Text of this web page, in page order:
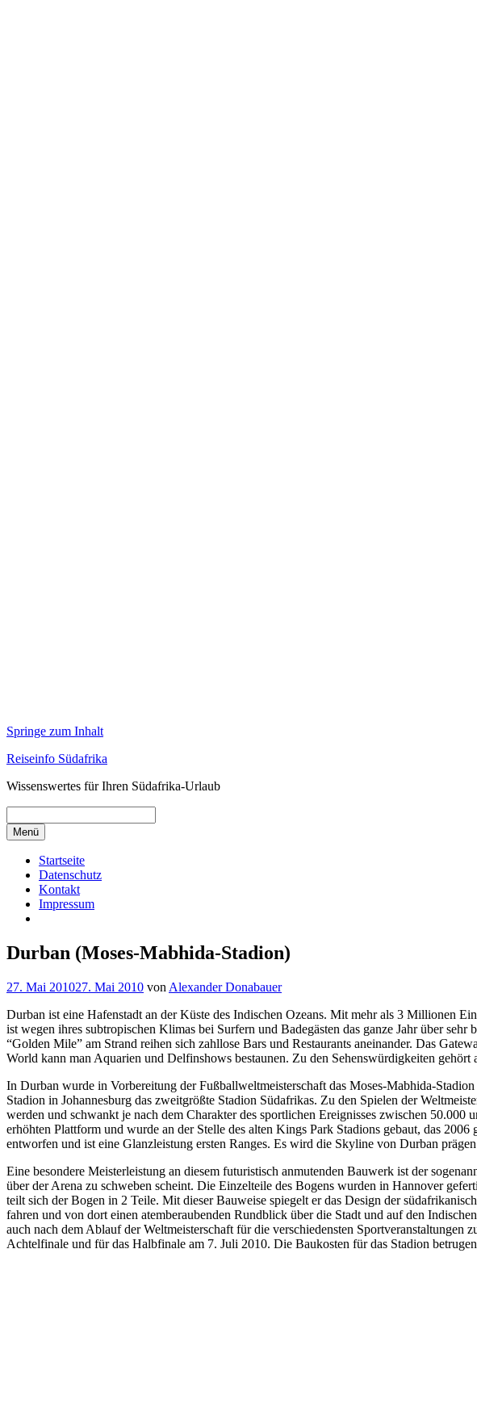
Springe zum Inhalt
Reiseinfo Südafrika
Wissenswertes für Ihren Südafrika-Urlaub
Menü
Startseite
Datenschutz
Kontakt
Impressum
Durban (Moses-Mabhida-Stadion)
27. Mai 201027. Mai 2010 von Alexander Donabauer
Durban ist eine Hafenstadt an der Küste des Indischen Ozeans. Mit mehr als 3 Millionen
ist wegen ihres subtropischen Klimas bei Surfern und Badegästen das ganze Jahr über
“Golden Mile” am Strand reihen sich zahllose Bars und Restaurants aneinander. Das
World kann man Aquarien und Delfinshows bestaunen. Zu den Sehenswürdigkeiten gehört
In Durban wurde in Vorbereitung der Fußballweltmeisterschaft das Moses-Mabhida-
Stadion in Johannesburg das zweitgrößte Stadion Südafrikas. Zu den Spielen der
werden und schwankt je nach dem Charakter des sportlichen Ereignisses zwischen
erhöhten Plattform und wurde an der Stelle des alten Kings Park Stadions gebaut, das
entworfen und ist eine Glanzleistung ersten Ranges. Es wird die Skyline von Durban
Eine besondere Meisterleistung an diesem futuristisch anmutenden Bauwerk ist der
über der Arena zu schweben scheint. Die Einzelteile des Bogens wurden in Hannover
teilt sich der Bogen in 2 Teile. Mit dieser Bauweise spiegelt er das Design der
fahren und von dort einen atemberaubenden Rundblick über die Stadt und auf den
auch nach dem Ablauf der Weltmeisterschaft für die verschiedensten
Achtelfinale und für das Halbfinale am 7. Juli 2010. Die Baukosten für das Stadion